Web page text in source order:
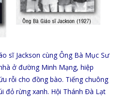
sĩ Jackson cùng Ông Bà Mục Sư
ở đường Minh Mạng, hiệp
rỗi cho đồng bào. Tiếng chuông
i đỏ rừng xanh. Hội Thánh Đà Lạt